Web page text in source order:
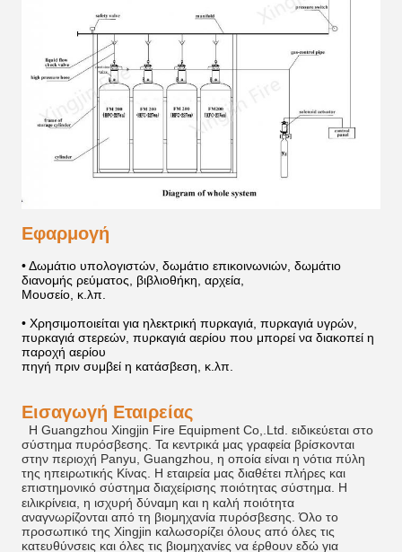
Εφαρμογή
• Δωμάτιο υπολογιστών, δωμάτιο επικοινωνιών, δωμάτιο
διανομής ρεύματος, βιβλιοθήκη, αρχεία,
Μουσείο, κ.λπ.
• Χρησιμοποιείται για ηλεκτρική πυρκαγιά, πυρκαγιά υγρών,
πυρκαγιά στερεών, πυρκαγιά αερίου που μπορεί να διακοπεί η
παροχή αερίου
πηγή πριν συμβεί η κατάσβεση, κ.λπ.
Εισαγωγή Εταιρείας
Η Guangzhou Xingjin Fire Equipment Co,.Ltd. ειδικεύεται στο
σύστημα πυρόσβεσης. Τα κεντρικά μας γραφεία βρίσκονται
στην περιοχή Panyu, Guangzhou, η οποία είναι η νότια πύλη
της ηπειρωτικής Κίνας. Η εταιρεία μας διαθέτει πλήρες και
επιστημονικό σύστημα διαχείρισης ποιότητας σύστημα. Η
ειλικρίνεια, η ισχυρή δύναμη και η καλή ποιότητα
αναγνωρίζονται από τη βιομηχανία πυρόσβεσης. Όλο το
προσωπικό της Xingjin καλωσορίζει όλους από όλες τις
κατευθύνσεις και όλες τις βιομηχανίες να έρθουν εδώ για